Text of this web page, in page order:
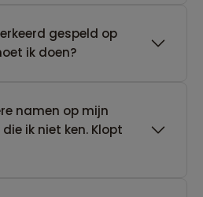
gespeld op
ik doen?
namen op mijn
ik niet ken. Klopt